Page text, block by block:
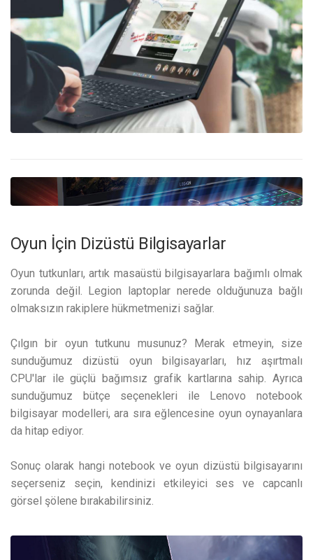
Oyun İçin Dizüstü Bilgisayarlar
Oyun tutkunları, artık masaüstü bilgisayarlara bağımlı olmak
zorunda değil. Legion laptoplar nerede olduğunuza bağlı
olmaksızın rakiplere hükmetmenizi sağlar.
Çılgın bir oyun tutkunu musunuz? Merak etmeyin, size
sunduğumuz dizüstü oyun bilgisayarları, hız aşırtmalı
CPU'lar ile güçlü bağımsız grafik kartlarına sahip. Ayrıca
sunduğumuz bütçe seçenekleri ile Lenovo notebook
bilgisayar modelleri, ara sıra eğlencesine oyun oynayanlara
da hitap ediyor.
Sonuç olarak hangi notebook ve oyun dizüstü bilgisayarını
seçerseniz seçin, kendinizi etkileyici ses ve capcanlı
görsel şölene bırakabilirsiniz.